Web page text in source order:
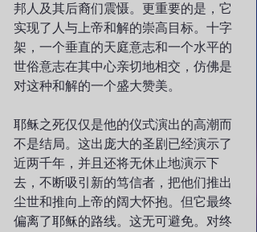
邦人及其后裔们震慑。更重要的是，它
实现了人与上帝和解的崇高目标。十字
架，一个垂直的天庭意志和一个水平的
世俗意志在其中心亲切地相交，仿佛是
对这种和解的一个盛大赞美。
耶稣之死仅仅是他的仪式演出的高潮而
不是结局。这出庞大的圣剧已经演示了
近两千年，并且还将无休止地演示下
去，不断吸引新的笃信者，把他们推出
尘世和推向上帝的阔大怀抱。但它最终
偏离了耶稣的路线。这无可避免。对终